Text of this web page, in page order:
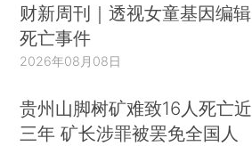
财新周刊｜透视女童基因编辑
死亡事件
2026年08月08日
贵州山脚树矿难致16人死亡近
三年 矿长涉罪被罢免全国人